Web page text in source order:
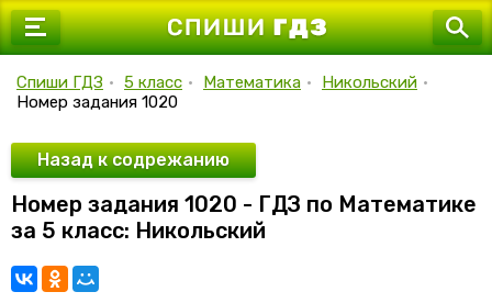
7 класс
9 класс
10 класс
11 класс
Спиши ГДЗ • 5 класс • Математика • Никольский •
Номер задания 1020
Назад к содрежанию
Номер задания 1020 - ГДЗ по Математике
за 5 класс: Никольский